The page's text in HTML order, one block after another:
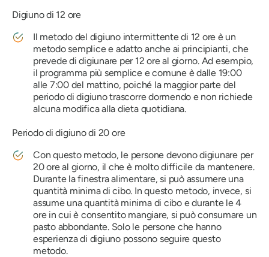
Digiuno di 12 ore
Il metodo del digiuno intermittente di 12 ore è un
metodo semplice e adatto anche ai principianti, che
prevede di digiunare per 12 ore al giorno. Ad esempio,
il programma più semplice e comune è dalle 19:00
alle 7:00 del mattino, poiché la maggior parte del
periodo di digiuno trascorre dormendo e non richiede
alcuna modifica alla dieta quotidiana.
Periodo di digiuno di 20 ore
Con questo metodo, le persone devono digiunare per
20 ore al giorno, il che è molto difficile da mantenere.
Durante la finestra alimentare, si può assumere una
quantità minima di cibo. In questo metodo, invece, si
assume una quantità minima di cibo e durante le 4
ore in cui è consentito mangiare, si può consumare un
pasto abbondante. Solo le persone che hanno
esperienza di digiuno possono seguire questo
metodo.